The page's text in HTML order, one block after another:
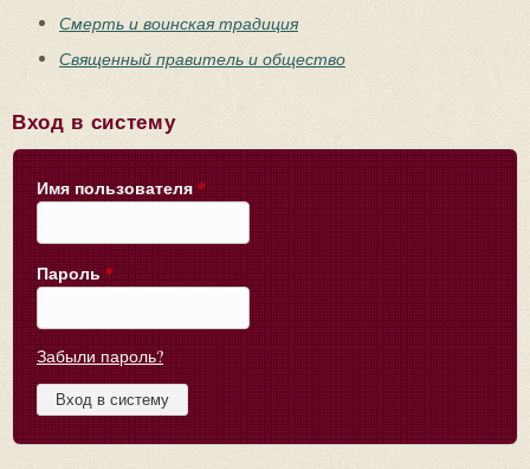
Смерть и воинская традиция
Священный правитель и общество
Вход в систему
Имя пользователя *
Пароль *
Забыли пароль?